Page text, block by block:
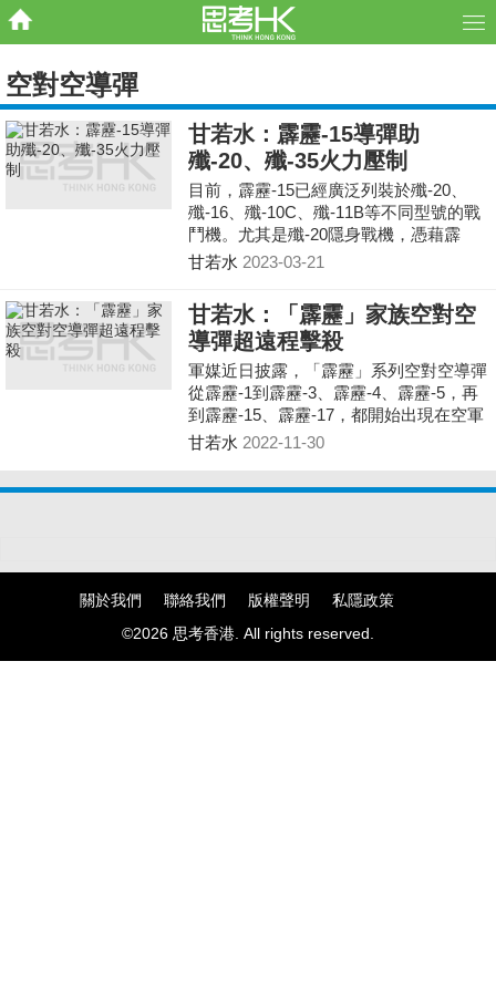
空對空導彈
甘若水：霹靂-15導彈助
殲-20、殲-35火力壓制
目前，霹靂-15已經廣泛列裝於殲-20、
殲-16、殲-10C、殲-11B等不同型號的戰
鬥機。尤其是殲-20隱身戰機，憑藉霹
靂-15的射程優勢，在與美軍F-22隱身戰
甘若水 2023-03-21
甘若水：「霹靂」家族空對空
導彈超遠程擊殺
軍媒近日披露，「霹靂」系列空對空導彈
從霹靂-1到霹靂-3、霹靂-4、霹靂-5，再
到霹靂-15、霹靂-17，都開始出現在空軍
裝備序列。這是官方首次證實霹靂-17型
靂-12、遠程霹靂-15、超遠程霹靂-17，共
同形成完備空中打擊體系，可根據不同任
務需要打擊不同距離、不同類型的目標，
成為爭奪制空權和掌控整體戰場態勢的利
器。
甘若水 2022-11-30
關於我們 聯絡我們 版權聲明
私隱政策
©2026 思考香港. All rights reserved.